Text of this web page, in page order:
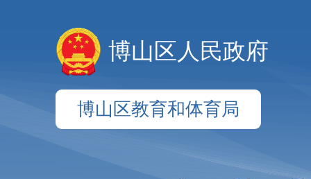
博山区人民政府
博山区教育和体育局